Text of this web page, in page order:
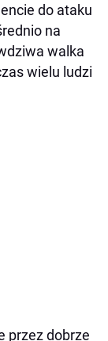
do ataku
na
walka
wielu ludzi
przez dobrze